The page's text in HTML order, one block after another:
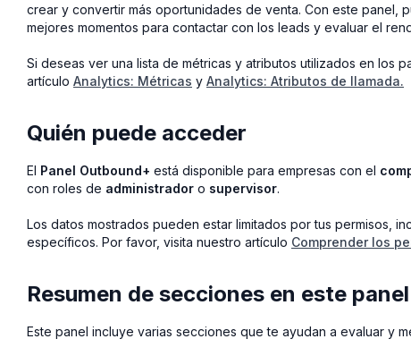
crear y convertir más oportunidades de venta. Con este panel,
mejores momentos para contactar con los leads y evaluar el
Si deseas ver una lista de métricas y atributos utilizados en los
artículo Analytics: Métricas y Analytics: Atributos de llamada.
Quién puede acceder
El Panel Outbound+ está disponible para empresas con el
con roles de administrador o supervisor.
Los datos mostrados pueden estar limitados por tus permisos,
específicos. Por favor, visita nuestro artículo Comprender los
Resumen de secciones en este panel
Este panel incluye varias secciones que te ayudan a evaluar y